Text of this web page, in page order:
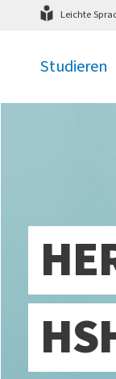
zumLeichte
Studieren